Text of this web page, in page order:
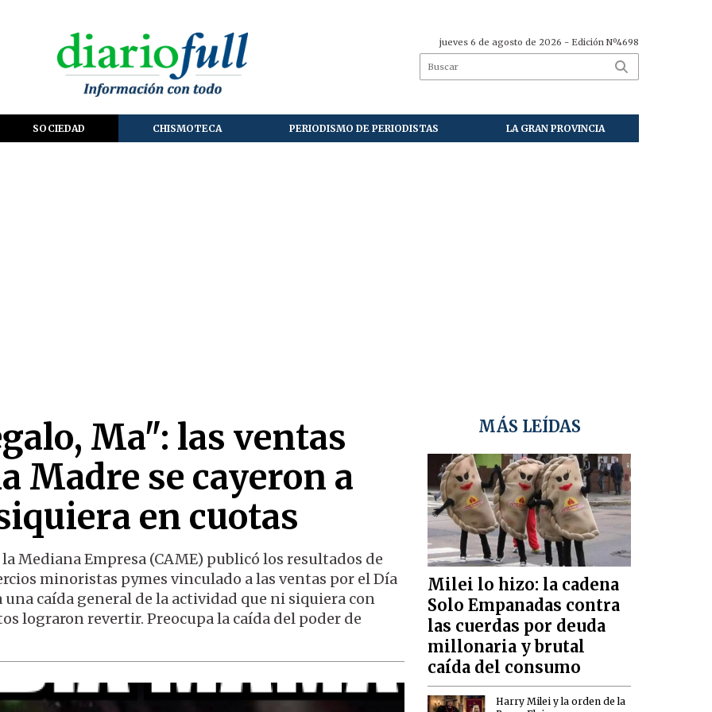
jueves 6 de agosto de 2026 - Edición Nº4698
SOCIEDAD CHISMOTECA PERIODISMO DE PERIODISTAS LA GRAN PROVINCIA
Ma": las ventas
Madre se cayeron a
en cuotas
Mediana Empresa (CAME) publicó los resultados de
minoristas pymes vinculado a las ventas por el Día
caída general de la actividad que ni siquiera con
lograron revertir. Preocupa la caída del poder de
MÁS LEÍDAS
Milei lo hizo: la cadena
Solo Empanadas contra
las cuerdas por deuda
millonaria y brutal
caída del consumo
Harry Milei y la orden de la